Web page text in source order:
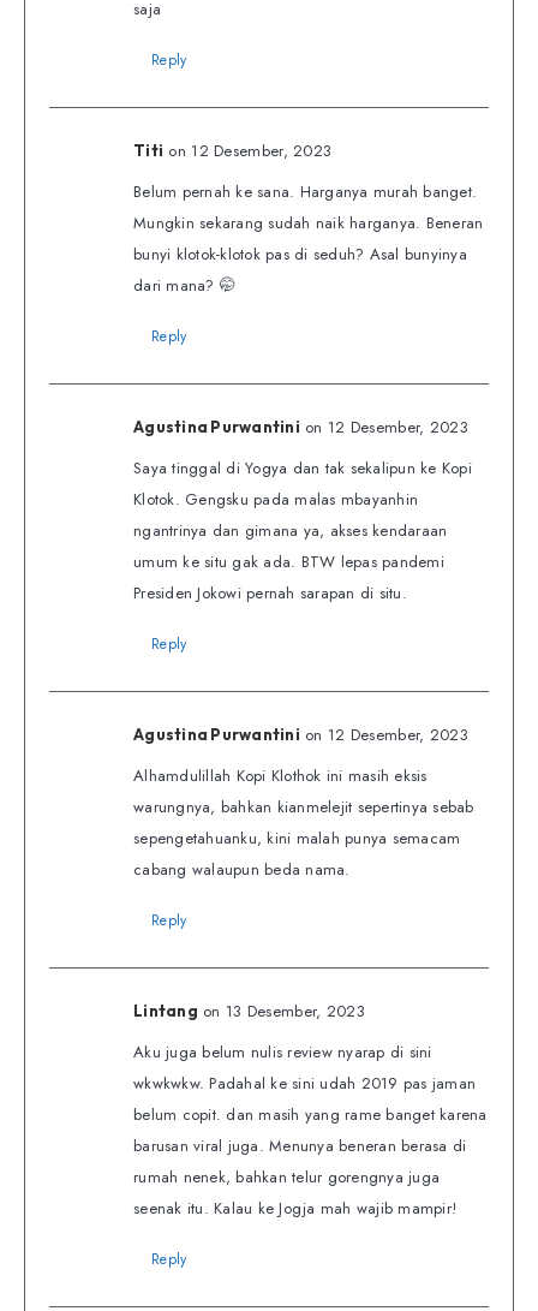
saja
Reply
Titi on 12 Desember, 2023
Belum pernah ke sana. Harganya murah banget.
Mungkin sekarang sudah naik harganya. Beneran
bunyi klotok-klotok pas di seduh? Asal bunyinya
dari mana? 🤭
Reply
Agustina Purwantini on 12 Desember, 2023
Saya tinggal di Yogya dan tak sekalipun ke Kopi
Klotok. Gengsku pada malas mbayanhin
ngantrinya dan gimana ya, akses kendaraan
umum ke situ gak ada. BTW lepas pandemi
Presiden Jokowi pernah sarapan di situ.
Reply
Agustina Purwantini on 12 Desember, 2023
Alhamdulillah Kopi Klothok ini masih eksis
warungnya, bahkan kianmelejit sepertinya sebab
sepengetahuanku, kini malah punya semacam
cabang walaupun beda nama.
Reply
Lintang on 13 Desember, 2023
Aku juga belum nulis review nyarap di sini
wkwkwkw. Padahal ke sini udah 2019 pas jaman
belum copit. dan masih yang rame banget karena
barusan viral juga. Menunya beneran berasa di
rumah nenek, bahkan telur gorengnya juga
seenak itu. Kalau ke Jogja mah wajib mampir!
Reply